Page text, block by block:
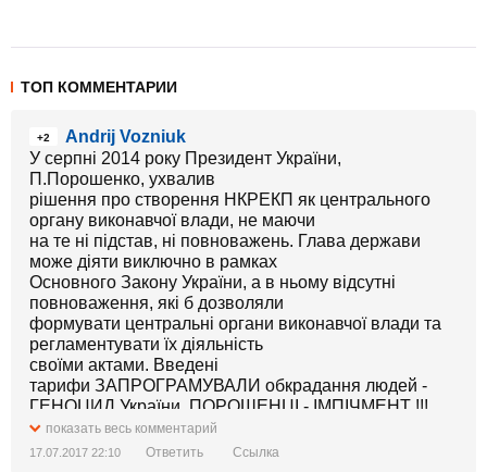
ТОП КОММЕНТАРИИ
+2
Andrij Vozniuk
У серпні 2014 року Президент України,
П.Порошенко, ухвалив
рішення про створення НКРЕКП як центрального
органу виконавчої влади, не маючи
на те ні підстав, ні повноважень. Глава держави
може діяти виключно в рамках
Основного Закону України, а в ньому відсутні
повноваження, які б дозволяли
формувати центральні органи виконавчої влади та
регламентувати їх діяльність
своїми актами. Введені
тарифи ЗАПРОГРАМУВАЛИ обкрадання людей -
ГЕНОЦИД України. ПОРОШЕНЦІ - ІМПІЧМЕНТ !!!
ДОСИТЬ ЗБАГАЧУВАТИСЬ ЗА РАХУНОК РАБІВ.
показать весь комментарий
17.07.2017 22:10 Ответить Ссылка